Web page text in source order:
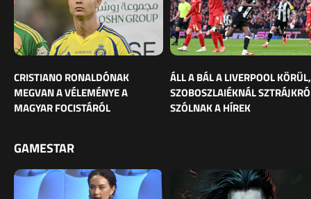
CRISTIANO RONALDÓNAK
MEGVAN A VÉLEMÉNYE A
MAGYAR FOCISTÁRÓL
ÁLL A BÁL A LIVERPOOL KÖRÜL,
SZOBOSZLAIÉKNÁL
SZÓLNAK A HÍREK
GAMESTAR